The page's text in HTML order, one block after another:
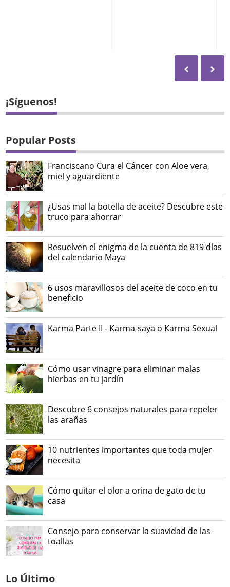
¡Síguenos!
Popular Posts
Franciscano Cura el Cáncer con Aloe vera,
miel y aguardiente
¿Usas mal la botella de aceite? Descubre este
truco para ahorrar
Resuelven el enigma de la cuenta de 819 días
del calendario Maya
6 usos maravillosos del aceite de coco en tu
beneficio
Karma Parte II - Karma-saya o Karma Sexual
Cómo usar vinagre para eliminar malas
hierbas en tu jardín
Descubre 6 consejos naturales para repeler
las arañas
10 nutrientes importantes que toda mujer
necesita
Cómo quitar el olor a orina de gato de tu
casa
Consejo para conservar la suavidad de las
toallas
Lo Último